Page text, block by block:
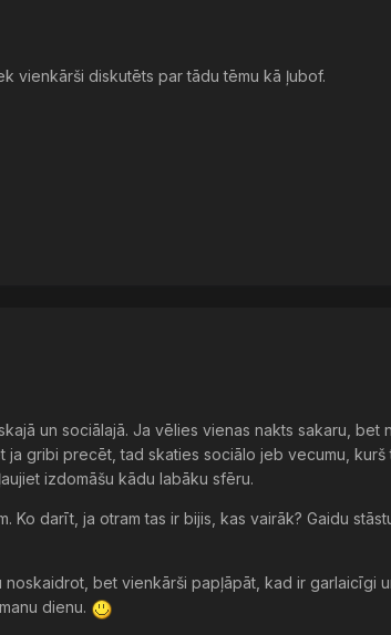
vienkārši diskutēts par tādu tēmu kā ļubof.
un sociālajā. Ja vēlies vienas nakts sakaru, bet
gribi precēt, tad skaties sociālo jeb vecumu, kurš
izdomāšu kādu labāku sfēru.
Ko darīt, ja otram tas ir bijis, kas vairāk? Gaidu
bet vienkārši papļāpāt, kad ir garlaicīgi
dienu.